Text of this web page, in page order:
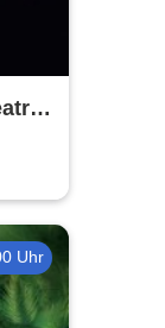
Uhr